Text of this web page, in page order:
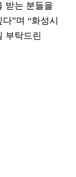
받는 분들을
”며 “화성시
부탁드린